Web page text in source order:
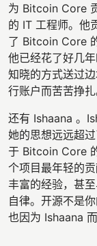
为 Bitcoin Core
的 IT 工程师。他
了 Bitcoin Core
他已经花了好几
知晓的方式送过
行账户而苦苦挣
还有 Ishaana 。
她的思想远远超
于 Bitcoin Core
个项目最年轻的
丰富的经验，甚
自律。开源不是
也因为 Ishaana